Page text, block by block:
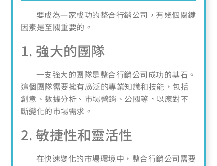
要成為一家成功的整合行銷公司，有幾個關鍵
因素是至關重要的。
1. 強大的團隊
一支強大的團隊是整合行銷公司成功的基石。
這個團隊需要擁有廣泛的專業知識和技能，包括
創意、數據分析、市場營銷、公關等，以應對不
斷變化的市場需求。
2. 敏捷性和靈活性
在快速變化的市場環境中，整合行銷公司需要